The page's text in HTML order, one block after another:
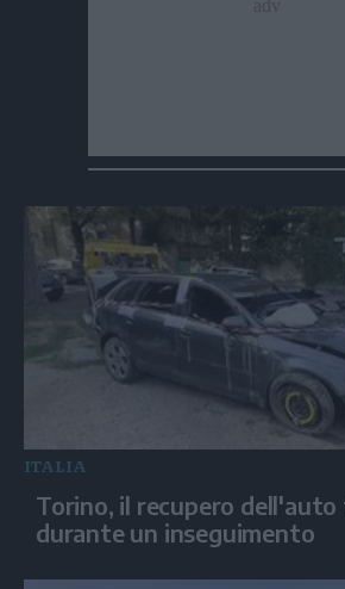
ITALIA
Torino, il recupero
durante un inseguimento